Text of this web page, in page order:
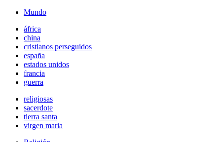
Mundo
áfrica
china
cristianos perseguidos
españa
estados unidos
francia
guerra
religiosas
sacerdote
tierra santa
virgen maria